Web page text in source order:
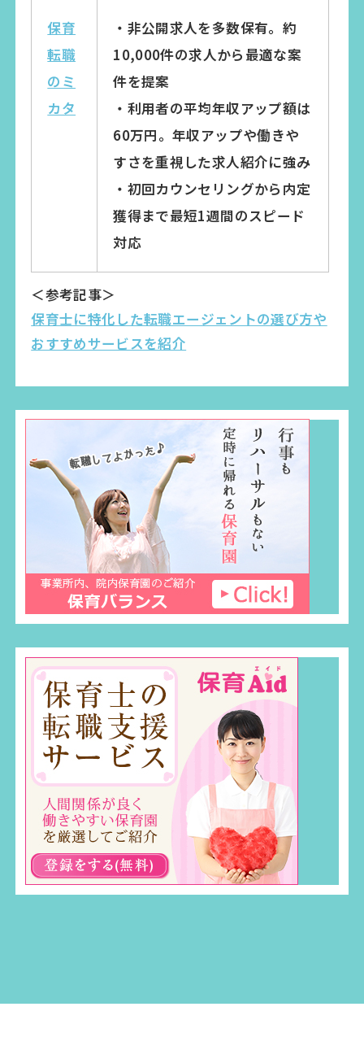
保育
転職
のミ
カタ
・非公開求人を多数保有。約
10,000件の求人から最適な案
件を提案
・利用者の平均年収アップ額は
60万円。年収アップや働きや
すさを重視した求人紹介に強み
・初回カウンセリングから内定
獲得まで最短1週間のスピード
対応
＜参考記事＞
保育士に特化した転職エージェントの選び方や
おすすめサービスを紹介